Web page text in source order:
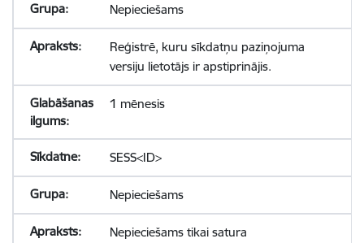
Nepieciešams
Reģistrē, kuru sīkdatņu paziņojuma
versiju lietotājs ir apstiprinājis.
1 mēnesis
SESS<ID>
Nepieciešams
Nepieciešams tikai satura